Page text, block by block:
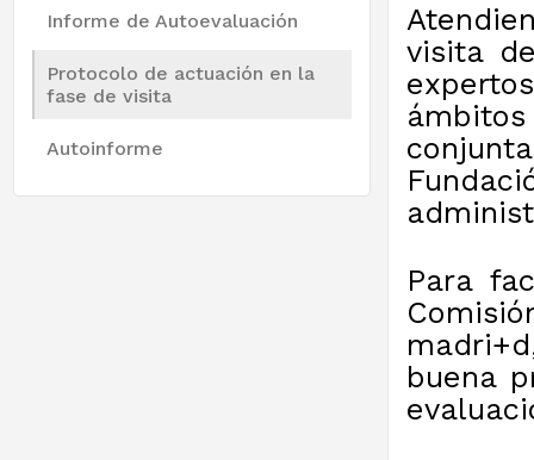
Informe de Autoevaluación
Protocolo de actuación en la
fase de visita
Autoinforme
visita
Para
buena